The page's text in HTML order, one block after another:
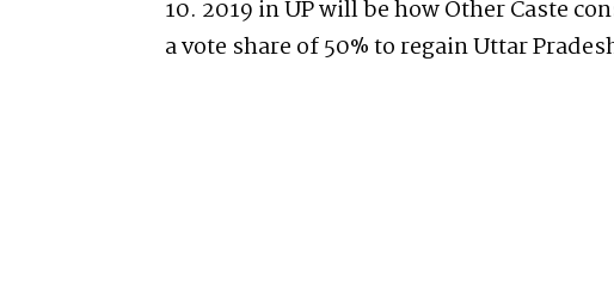
10. 2019 in UP will be how Other Caste
a vote share of 50% to regain Uttar